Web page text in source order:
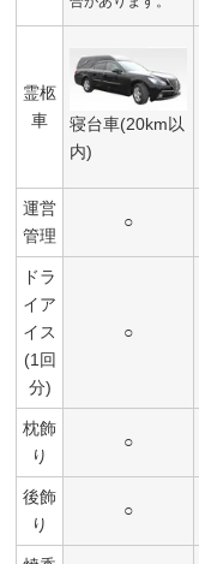
霊柩
車
寝台車(20km以
内)
運営
管理
○
ドラ
イア
イス
(1回
分)
○
枕飾
り
○
後飾
り
○